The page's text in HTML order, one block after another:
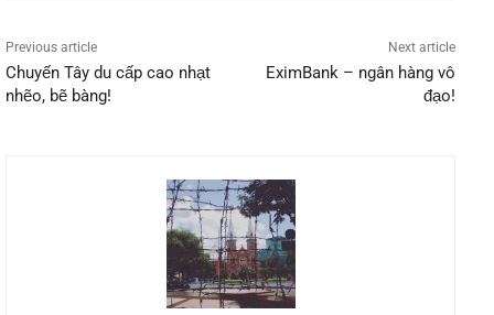
Previous article
Chuyến Tây du cấp cao nhạt
nhẽo, bẽ bàng!
Next article
EximBank – ngân hàng vô
đạo!